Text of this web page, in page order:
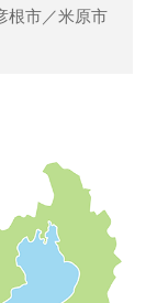
根市／米原市